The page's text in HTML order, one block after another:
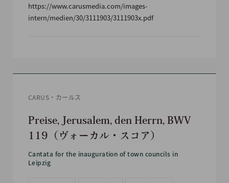
https://www.carusmedia.com/images-
intern/medien/30/3111903/3111903x.pdf
CARUS・カールス
Preise, Jerusalem, den Herrn, BWV
119（ヴォーカル・スコア）
Cantata for the inauguration of town councils in
Leipzig